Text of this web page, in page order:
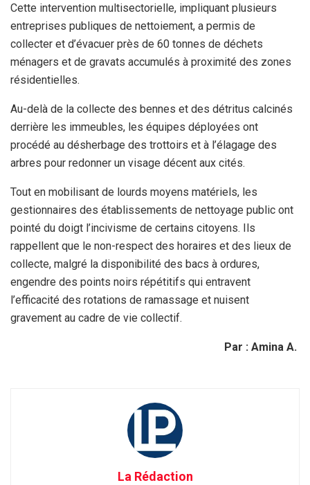
Cette intervention multisectorielle, impliquant plusieurs
entreprises publiques de nettoiement, a permis de
collecter et d’évacuer près de 60 tonnes de déchets
ménagers et de gravats accumulés à proximité des zones
résidentielles.
Au-delà de la collecte des bennes et des détritus calcinés
derrière les immeubles, les équipes déployées ont
procédé au désherbage des trottoirs et à l’élagage des
arbres pour redonner un visage décent aux cités.
Tout en mobilisant de lourds moyens matériels, les
gestionnaires des établissements de nettoyage public ont
pointé du doigt l’incivisme de certains citoyens. Ils
rappellent que le non-respect des horaires et des lieux de
collecte, malgré la disponibilité des bacs à ordures,
engendre des points noirs répétitifs qui entravent
l’efficacité des rotations de ramassage et nuisent
gravement au cadre de vie collectif.
Par : Amina A.
La Rédaction